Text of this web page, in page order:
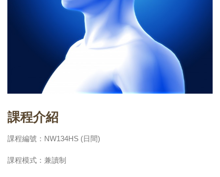
課程介紹
課程編號：NW134HS (日間)
課程模式：兼讀制